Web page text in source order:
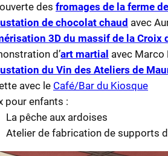
des fromages de la ferme
de chocolat chaud avec
3D du massif de la Croix
d’art martial avec Marco
du Vin des Ateliers de
avec le Café/Bar du Kiosque
pour enfants :
La pêche aux ardoises
Atelier de fabrication de supports